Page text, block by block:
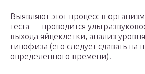
Выявляют этот процесс в
теста — проводится
выхода яйцеклетки, анализ
гипофиза (его следует сдавать на
определенного времени).